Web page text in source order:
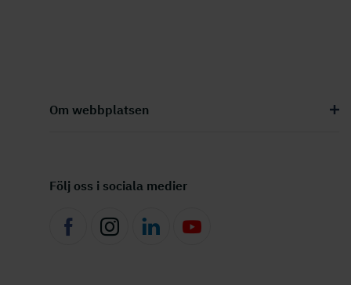
Om webbplatsen
Följ oss i sociala medier